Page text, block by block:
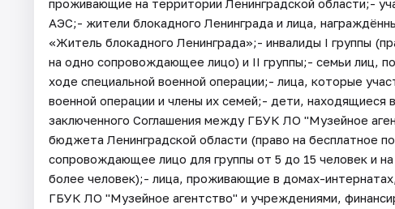
проживающие на территории Ленинградской области;-
АЭС;- жители блокадного Ленинграда и лица,
«Житель блокадного Ленинграда»;- инвалиды I группы
на одно сопровождающее лицо) и II группы;- семьи лиц,
ходе специальной военной операции;- лица, которые
военной операции и члены их семей;- дети, находящиеся
заключенного Соглашения между ГБУК ЛО "Музейное
бюджета Ленинградской области (право на бесплатное
сопровождающее лицо для группы от 5 до 15 человек и
более человек);- лица, проживающие в домах-
ГБУК ЛО "Музейное агентство" и учреждениями,